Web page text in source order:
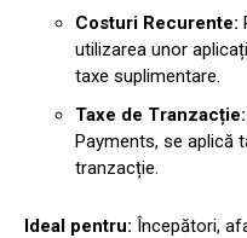
Costuri Recurente:
utilizarea unor
taxe suplimentare.
Taxe de Tranzacție:
Payments, se aplică
tranzacție.
Ideal pentru: Începători,